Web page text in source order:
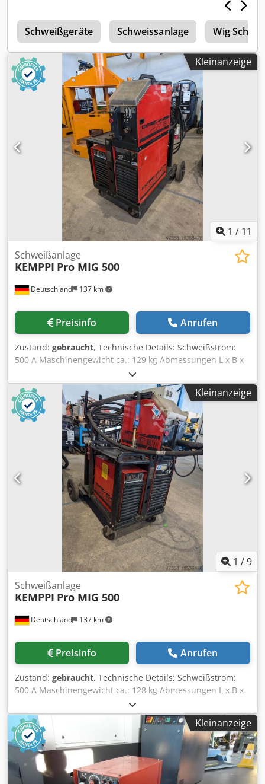
Schweißgeräte Schweissanlage Wig
Kleinanzeige
1 / 11
Deutschland 137 km
Schweißanlage
KEMPPI Pro MIG 500
Preisinfo Anrufen
Zustand: gebraucht, Technische Details: Schweißstrom:
500 A Maschinengewicht ca.: 129 kg Abmessungen L x B x
H: 1,1x 0,7 x 1,2 m Steuerung: Anzeige für Schweißstrom
mit Umschaltung 2/4-Takt, Impuls, stufenlos Kühlsystem:
wassergekühlt mit Frostschutz Schutzgas: Magnetventil
ohne Druckminderer Dsdpfxswtctmo Anzskr Schlauchpaket
mit 3,0m Länge Brennerkopf: gasgekühlt Massezange mit
Massekabel 2,5m Drahtvorschub: 4 Rollenantrieb mit
Draht-Ø 1,0/1,2mm *
Kleinanzeige
1 /9
Deutschland 137 km
Schweißanlage
KEMPPI Pro MIG 500
Preisinfo Anrufen
Zustand: gebraucht, Technische Details: Schweißstrom:
500 A Maschinengewicht ca.: 128 kg Abmessungen L x B x
H: 1,2 x 0,8 x1,2 m Steuerung: Anzeige für Schweißstrom
mit Umschaltung 2/4-Takt, Impuls, stufenlos Kühlsystem:
wassergekühlt mit Frostschutz Dkodpfx Anovz Abhozjr
Schutzgas: Magnetventil ohne Druckminderer
Schlauchpaket mit 4,0m Länge Brennerkopf: gasgekühlt
Massezange mit Massekabel 4,7m Drahtvorschub: 4
Rollenantrieb mit Draht Ø für 1,0/1,2mm *
Kleinanzeige